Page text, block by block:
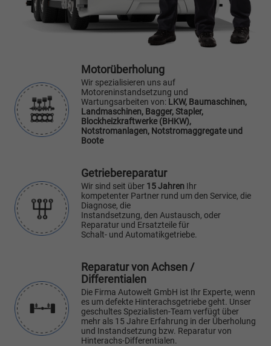
Motorüberholung
Wir spezialisieren uns auf
Motoreninstandsetzung und
Wartungsarbeiten von: LKW, Baumaschinen,
Landmaschinen, Bagger, Stapler,
Blockheizkraftwerke (BHKW),
Notstromanlagen, Notstromaggregate und
Boote
Getriebereparatur
Wir sind seit über 15 Jahren Ihr
kompetenter Partner rund um den Service, die
Diagnose, die
Instandsetzung, den Austausch, oder
Reparatur und Ersatzteile für
Schalt- und Automatikgetriebe.
Reparatur von Achsen /
Differentialen
Die Firma Autowelt GmbH ist Ihr Experte, wenn
es um defekte Hinterachsgetriebe geht. Unser
geschultes Spezialisten-Team verfügt über
mehr als 15 Jahre Erfahrung in der Überholung
und Instandsetzung bzw. Reparatur von
Hinterachs-Differentialen.